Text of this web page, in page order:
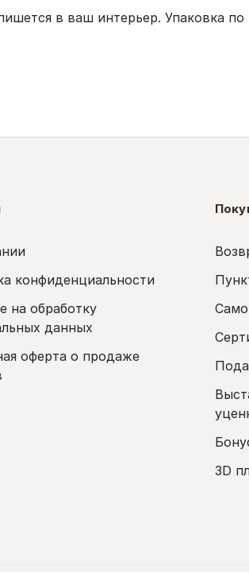
в ваш интерьер. Упаковка
конфиденциальности
на обработку
данных
оферта о продаже
3D